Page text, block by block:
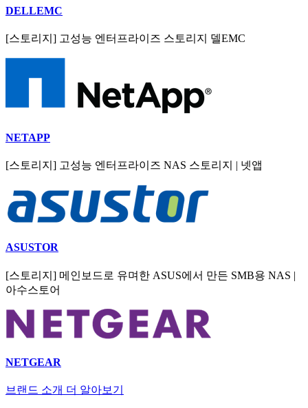
DELLEMC
[스토리지] 고성능 엔터프라이즈 스토리지 델EMC
NETAPP
[스토리지] 고성능 엔터프라이즈 NAS 스토리지 | 넷앱
ASUSTOR
[스토리지] 메인보드로 유며한 ASUS에서 만든 SMB용 NAS |
아수스토어
NETGEAR
브랜드 소개 더 알아보기